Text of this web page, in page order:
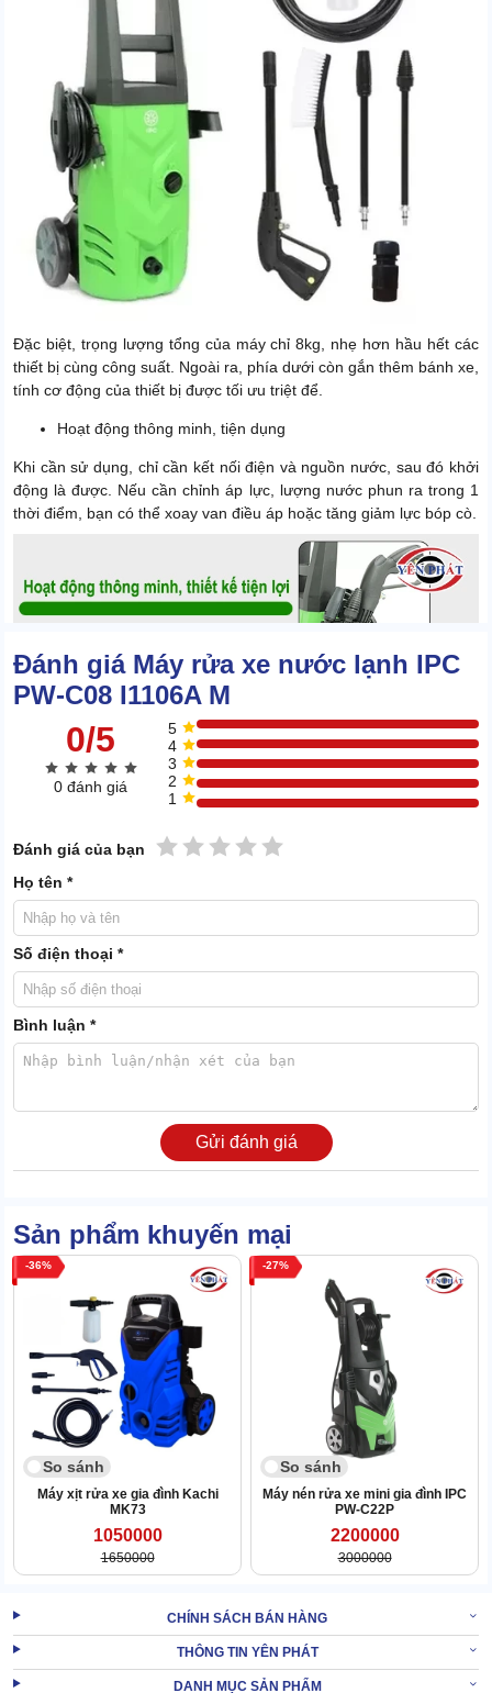
Đặc biệt, trọng lượng tổng của máy chỉ 8kg, nhẹ hơn hầu hết các
thiết bị cùng công suất. Ngoài ra, phía dưới còn gắn thêm bánh xe,
tính cơ động của thiết bị được tối ưu triệt để.
Hoạt động thông minh, tiện dụng
Khi cần sử dụng, chỉ cần kết nối điện và nguồn nước, sau đó khởi
động là được. Nếu cần chỉnh áp lực, lượng nước phun ra trong 1
thời điểm, bạn có thể xoay van điều áp hoặc tăng giảm lực bóp cò.
Bên cạnh đó, độ tiện lợi củamáy rửa xe giá rẻcòn thể hiện ở
phần giá treo nằm 2 bên hông. 1 bên để cuốn gọn dây dẫn điện, 1
bên để đặt súng phun khi không sử dụng.
Phun xịt siêu tốt, năng lực làm sạch #1
Máy rửa xe nước lạnh IPC PW-C08 I1106A M có công suất 1,4Kw,
Vậy nên, thiết bị có khả năng loại bỏ vết bẩn siêu hiệu quả, không
Đặc biệt, khi cần dùng trong thời gian dài vẫn có thể khai thác
Điều này là bởi máy được gia cố bằng công nghệ đỉnh cao. Có thể
vận hành với cường độ cao mà không phát sinh sự cố.
Đánh giá Máy rửa xe nước lạnh IPC
PW-C08 I1106A M
0/5
0 đánh giá
5
4
3
2
1
Đánh giá của bạn 5 sao
4 sao
3 sao
2 sao
1 sao
Họ tên *
Số điện thoại *
Bình luận *
Gửi đánh giá
Sản phẩm khuyến mại
36
So sánh
Máy xịt rửa xe gia đình Kachi
MK73
1050000
1650000
27
So sánh
Máy nén rửa xe mini gia đình IPC
PW-C22P
2200000
3000000
CHÍNH SÁCH BÁN HÀNG
THÔNG TIN YÊN PHÁT
DANH MỤC SẢN PHẨM